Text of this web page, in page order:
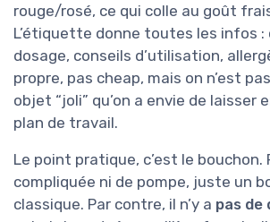
rouge/rosé, ce qui colle au goût
L’étiquette donne toutes les infos :
dosage, conseils d’utilisation,
propre, pas cheap, mais on n’est
objet “joli” qu’on a envie de laisser
plan de travail.
Le point pratique, c’est le
compliquée ni de pompe, juste un
classique. Par contre, il n’y a pas de